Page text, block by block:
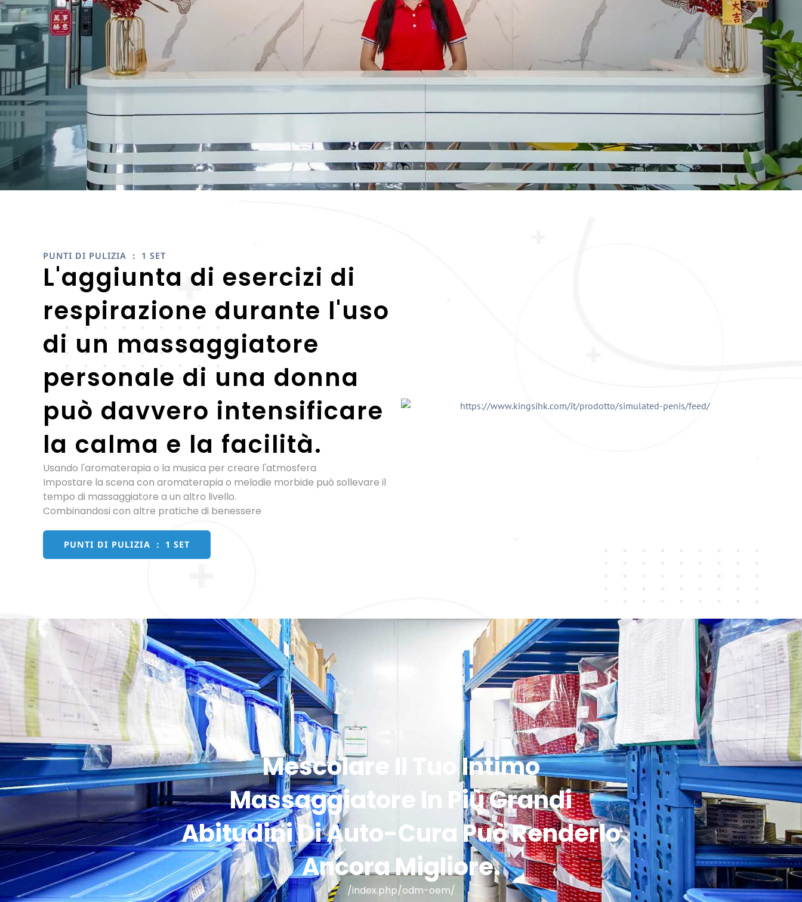
PUNTI DI PULIZIA ： 1 SET
L'aggiunta di esercizi di
respirazione durante l'uso
di un massaggiatore
personale di una donna
può davvero intensificare
la calma e la facilità.
Usando l'aromaterapia o la musica per creare l'atmosfera
Impostare la scena con aromaterapia o melodie morbide può sollevare il
tempo di massaggiatore a un altro livello.
Combinandosi con altre pratiche di benessere
PUNTI DI PULIZIA ： 1 SET
Mescolare Il Tuo Intimo
Massaggiatore In Più Grandi
Abitudini Di Auto-Cura Può Renderlo
Ancora Migliore.
/index.php/odm-oem/